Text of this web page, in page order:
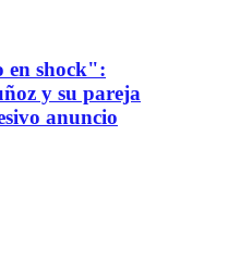
en shock":
y su pareja
anuncio